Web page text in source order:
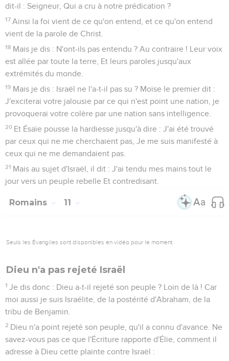
dit-il : Seigneur, Qui a cru à notre prédication ?
17 Ainsi la foi vient de ce qu'on entend, et ce qu'on entend
vient de la parole de Christ.
18 Mais je dis : N'ont-ils pas entendu ? Au contraire ! Leur voix
est allée par toute la terre, Et leurs paroles jusqu'aux
extrémités du monde.
19 Mais je dis : Israël ne l'a-t-il pas su ? Moïse le premier dit :
J'exciterai votre jalousie par ce qui n'est point une nation, je
provoquerai votre colère par une nation sans intelligence.
20 Et Ésaïe pousse la hardiesse jusqu'à dire : J'ai été trouvé
par ceux qui ne me cherchaient pas, Je me suis manifesté à
ceux qui ne me demandaient pas.
21 Mais au sujet d'Israël, il dit : J'ai tendu mes mains tout le
jour vers un peuple rebelle Et contredisant.
Romains 11
Seuls les Évangiles sont disponibles en vidéo pour le moment.
Dieu n'a pas rejeté Israël
1 Je dis donc : Dieu a-t-il rejeté son peuple ? Loin de là ! Car
moi aussi je suis Israélite, de la postérité d'Abraham, de la
tribu de Benjamin.
2 Dieu n'a point rejeté son peuple, qu'il a connu d'avance. Ne
savez-vous pas ce que l'Écriture rapporte d'Élie, comment il
adresse à Dieu cette plainte contre Israël :